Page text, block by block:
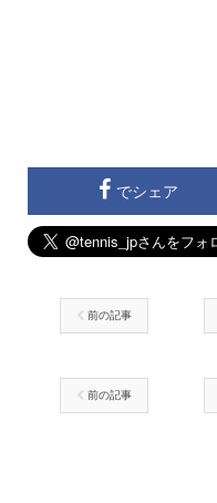
でシェア
前の記事
前の記事